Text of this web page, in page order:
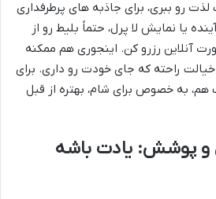
رو ببری، برای جاذبه های پرطرفداری
یا نمایش لا پرل، حتماً بلیط رو از
آنلاین رزرو کن. اینجوری هم ممکنه
راحته که جای خودت رو داری. برای
به خصوص برای شام، بهتره از قبل
و پوشش: یادت باشه